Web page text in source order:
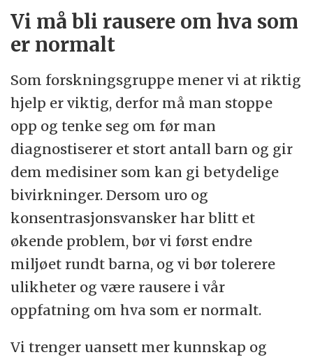
Vi må bli rausere om hva som
er normalt
Som forskningsgruppe mener vi at riktig
hjelp er viktig, derfor må man stoppe
opp og tenke seg om før man
diagnostiserer et stort antall barn og gir
dem medisiner som kan gi betydelige
bivirkninger. Dersom uro og
konsentrasjonsvansker har blitt et
økende problem, bør vi først endre
miljøet rundt barna, og vi bør tolerere
ulikheter og være rausere i vår
oppfatning om hva som er normalt.
Vi trenger uansett mer kunnskap og